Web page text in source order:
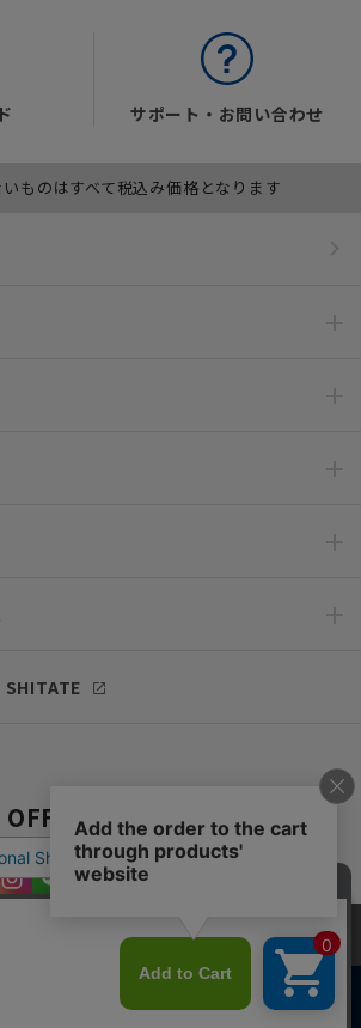
サポート・お問い合わせ
ものはすべて税込み価格となります
SHITATE
OFFICIAL SNS
覧体験とコンテンツ改善のためにCookieを使用
ることで、Cookieの使用に同意したものとみな